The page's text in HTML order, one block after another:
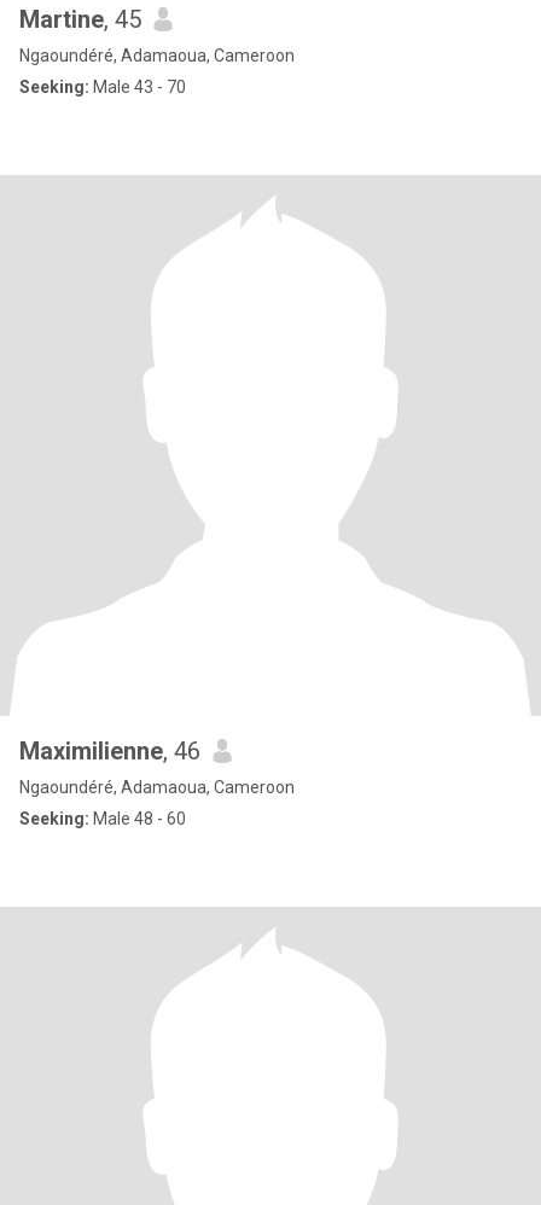
Martine, 45
Ngaoundéré, Adamaoua, Cameroon
Seeking: Male 43 - 70
Maximilienne, 46
Ngaoundéré, Adamaoua, Cameroon
Seeking: Male 48 - 60